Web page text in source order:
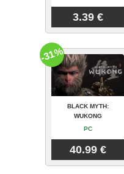
3.39 €
BLACK MYTH:
WUKONG
PC
40.99 €
-31%